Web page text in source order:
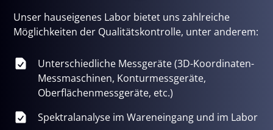
Unser hauseigenes Labor bietet uns zahlreiche
Möglichkeiten der Qualitätskontrolle, unter anderem:
Unterschiedliche Messgeräte (3D-Koordinaten-
Messmaschinen, Konturmessgeräte,
Oberflächenmessgeräte, etc.)
Spektralanalyse im Wareneingang und im Labor